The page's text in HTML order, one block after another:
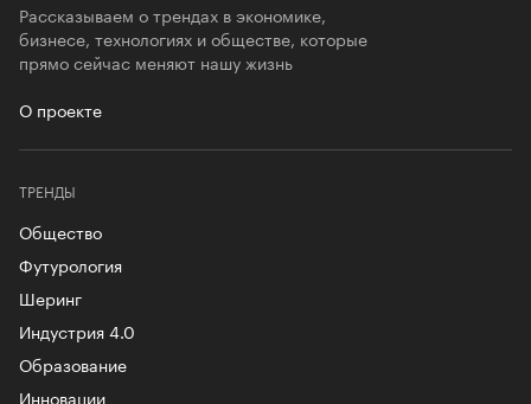
Рассказываем о трендах в экономике,
бизнесе, технологиях и обществе, которые
прямо сейчас меняют нашу жизнь
О проекте
ТРЕНДЫ
Общество
Футурология
Шеринг
Индустрия 4.0
Образование
Инновации